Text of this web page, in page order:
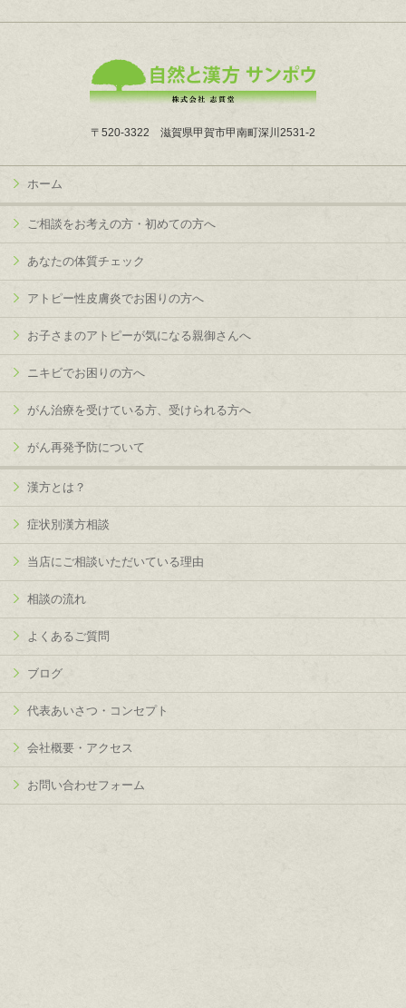
〒520-3322 滋賀県甲賀市甲南町深川2531-2
ホーム
ご相談をお考えの方・初めての方へ
あなたの体質チェック
アトピー性皮膚炎でお困りの方へ
お子さまのアトピーが気になる親御さんへ
ニキビでお困りの方へ
がん治療を受けている方、受けられる方へ
がん再発予防について
漢方とは？
症状別漢方相談
当店にご相談いただいている理由
相談の流れ
よくあるご質問
ブログ
代表あいさつ・コンセプト
会社概要・アクセス
お問い合わせフォーム